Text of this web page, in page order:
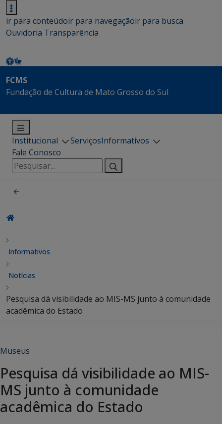
ir para conteúdoir para navegaçãoir para busca
Ouvidoria Transparência
FCMS
Fundação de Cultura de Mato Grosso do Sul
Institucional ServiçosInformativos
Fale Conosco
Pesquisar
por:
Informativos
Notícias
Pesquisa dá visibilidade ao MIS-MS junto à comunidade
acadêmica do Estado
Museus
Pesquisa dá visibilidade ao MIS-
MS junto à comunidade
acadêmica do Estado